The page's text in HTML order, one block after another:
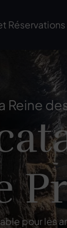
Réservations
Reine
pour les